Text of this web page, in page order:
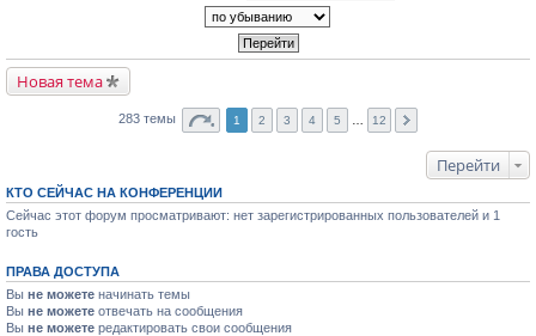
Новая тема
283 темы 1 2 3 4 5 12
Перейти
КТО СЕЙЧАС НА КОНФЕРЕНЦИИ
Сейчас этот форум просматривают: нет зарегистрированных пользователей и 1
гость
ПРАВА ДОСТУПА
Вы не можете начинать темы
Вы не можете отвечать на сообщения
Вы не можете редактировать свои сообщения